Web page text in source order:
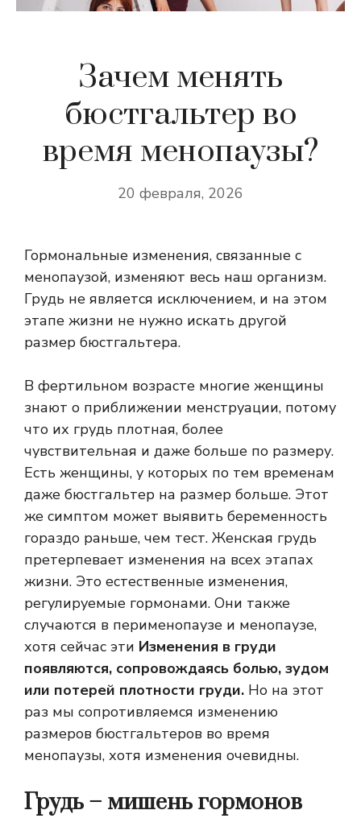
Зачем менять
бюстгальтер во
время менопаузы?
20 февраля, 2026
Гормональные изменения, связанные с
менопаузой, изменяют весь наш организм.
Грудь не является исключением, и на этом
этапе жизни не нужно искать другой
размер бюстгальтера.
В фертильном возрасте многие женщины
знают о приближении менструации, потому
что их грудь плотная, более
чувствительная и даже больше по размеру.
Есть женщины, у которых по тем временам
даже бюстгальтер на размер больше. Этот
же симптом может выявить беременность
гораздо раньше, чем тест. Женская грудь
претерпевает изменения на всех этапах
жизни. Это естественные изменения,
регулируемые гормонами. Они также
случаются в перименопаузе и менопаузе,
хотя сейчас эти Изменения в груди
появляются, сопровождаясь болью, зудом
или потерей плотности груди. Но на этот
раз мы сопротивляемся изменению
размеров бюстгальтеров во время
менопаузы, хотя изменения очевидны.
Грудь – мишень гормонов